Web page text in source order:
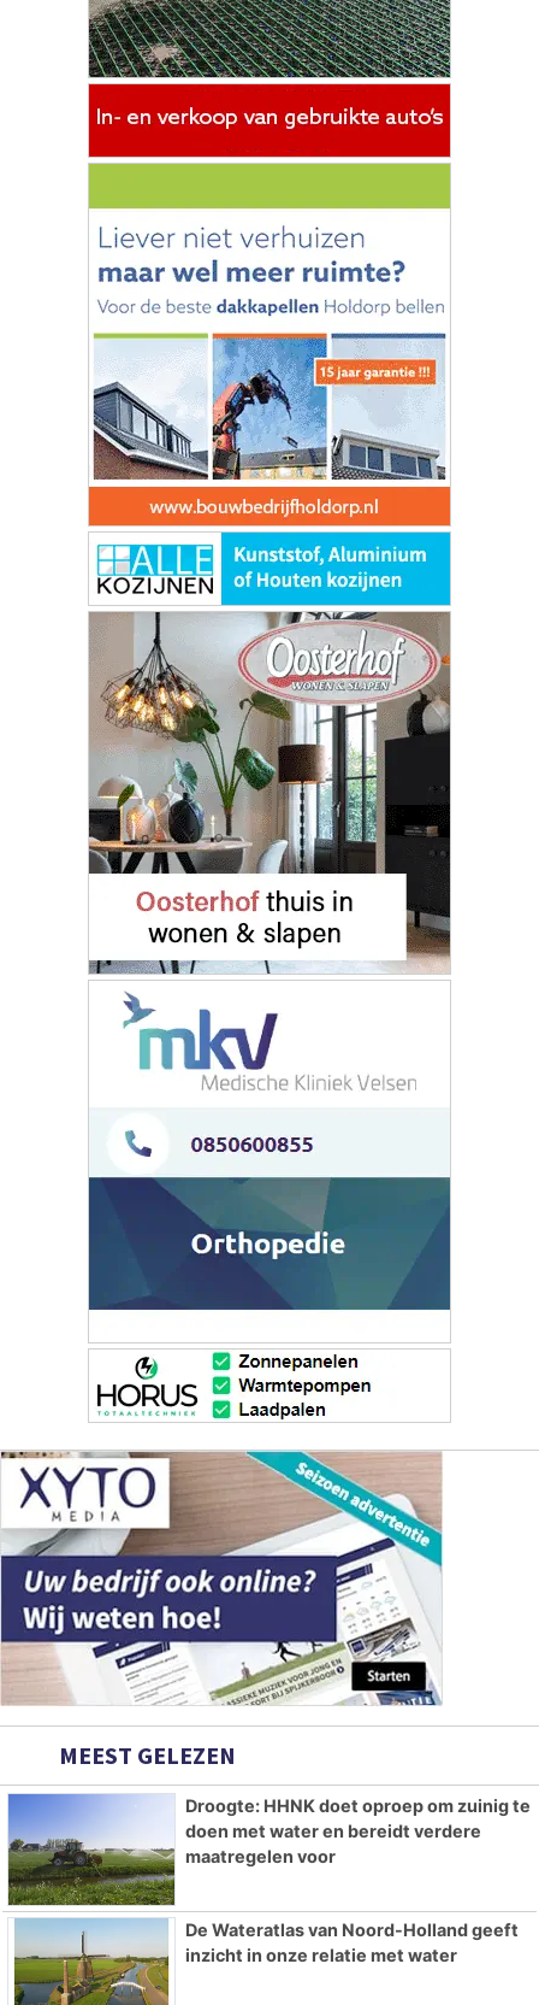
MEEST GELEZEN
Droogte: HHNK doet oproep om zuinig te
doen met water en bereidt verdere
maatregelen voor
De Wateratlas van Noord-Holland geeft
inzicht in onze relatie met water